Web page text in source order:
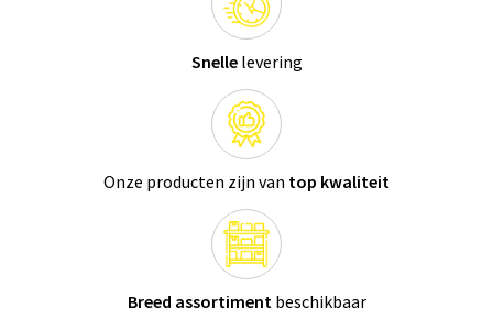
Snellelevering
Onze producten zijn van top kwaliteit
Breed assortiment beschikbaar